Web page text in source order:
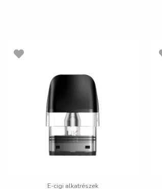
E-cigi alkatrészek